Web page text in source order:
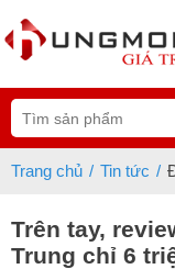
Trang chủ Tin tức
Trên tay,
Trung chỉ 6